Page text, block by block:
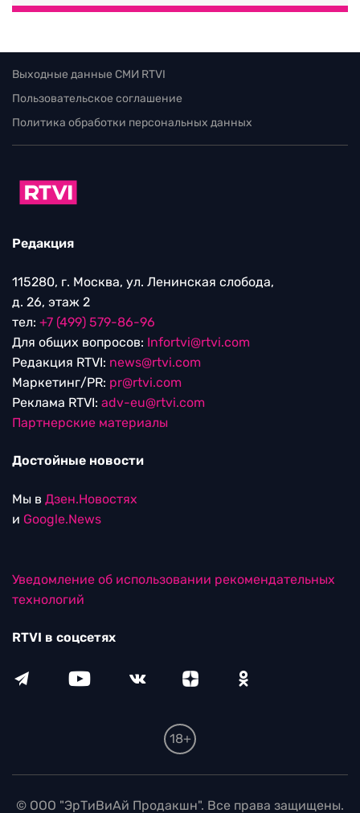
Выходные данные СМИ RTVI
Пользовательское соглашение
Политика обработки персональных данных
Редакция
115280, г. Москва, ул. Ленинская слобода,
д. 26, этаж 2
тел: +7 (499) 579-86-96
Для общих вопросов: Infortvi@rtvi.com
Редакция RTVI: news@rtvi.com
Маркетинг/PR: pr@rtvi.com
Реклама RTVI: adv-eu@rtvi.com
Партнерские материалы
Достойные новости
Мы в Дзен.Новостях
и Google.News
Уведомление об использовании рекомендательных
технологий
RTVI в соцсетях
18+
© ООО "ЭрТиВиАй Продакшн". Все права защищены.